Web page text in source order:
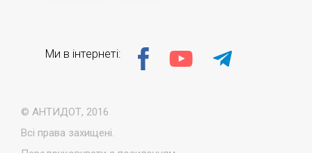
© АНТИДОТ, 2016
Всі права захищені.
Ми в інтернеті: